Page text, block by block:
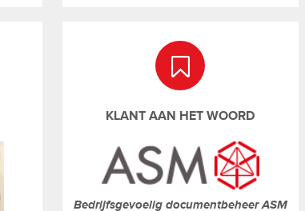
KLANT AAN HET WOORD
Bedrijfsgevoelig documentbeheer ASM